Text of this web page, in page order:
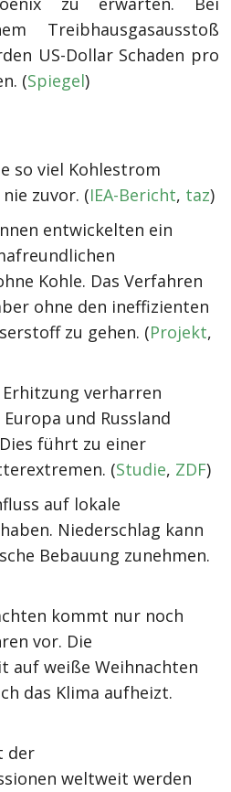
Treibhausgasausstoß
US-Dollar Schaden pro
(Spiegel)
so viel Kohlestrom
zuvor. (IEA-Bericht, taz)
entwickelten ein
Kohle. Das Verfahren
ohne den ineffizienten
zu gehen. (Projekt,
verharren
und Russland
führt zu einer
(Studie, ZDF)
auf lokale
Niederschlag kann
Bebauung zunehmen.
kommt nur noch
vor. Die
auf weiße Weihnachten
das Klima aufheizt.
der
weltweit werden